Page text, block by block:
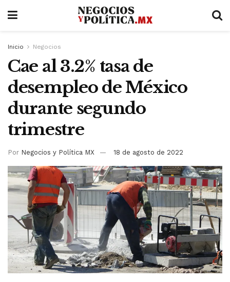
Inicio Negocios
Cae al 3.2% tasa de
desempleo de México
durante segundo
trimestre
Por Negocios y Política MX 18 de agosto de 2022